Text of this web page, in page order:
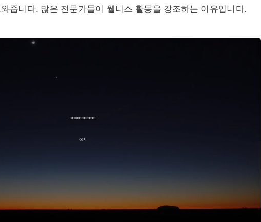
줍니다. 많은 전문가들이 웰니스 활동을 강조하는 이유입니다.